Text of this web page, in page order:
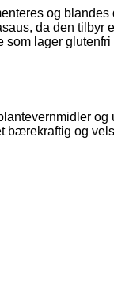
og
da den tilbyr
som lager
bærekraftig og